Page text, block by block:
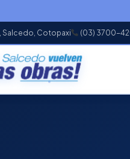
Salcedo, Cotopaxi (03) 3700-